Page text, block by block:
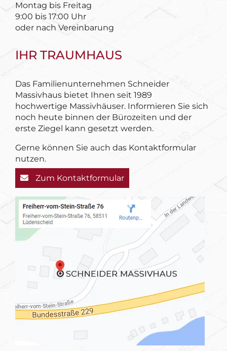
Montag bis Freitag
9:00 bis 17:00 Uhr
oder nach Vereinbarung
IHR TRAUMHAUS
Das Familienunternehmen Schneider
Massivhaus bietet Ihnen seit 1989
hochwertige Massivhäuser. Informieren Sie sich
noch heute binnen der Bürozeiten und der
erste Ziegel kann gesetzt werden.
Gerne können Sie auch das Kontaktformular
nutzen.
Zum Kontaktformular